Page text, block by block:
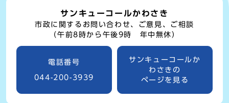
サンキューコールかわさき
市政に関するお問い合わせ、ご意見、ご相談
（午前8時から午後9時 年中無休）
電話番号
044-200-3939
サンキューコールか
わさきの
ページを見る